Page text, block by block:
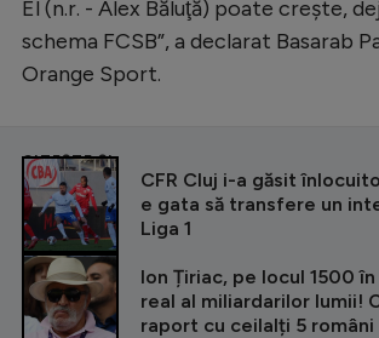
El (n.r. - Alex Băluţă) poate creşte,
schema FCSB”, a declarat Basarab
Orange Sport.
CITEȘTE ȘI
CFR Cluj i-a găsit
e gata să transfere un
Liga 1
Ion Țiriac, pe locul 1500
real al miliardarilor lumii!
raport cu ceilalți 5